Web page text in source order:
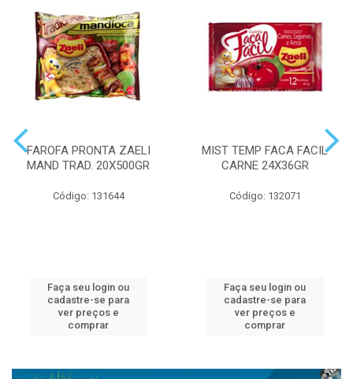
FAROFA PRONTA ZAELI
MAND TRAD. 20X500GR
Código: 131644
Faça seu login ou
cadastre-se para
ver preços e
comprar
MIST TEMP FACA FACIL
CARNE 24X36GR
Código: 132071
Faça seu login ou
cadastre-se para
ver preços e
comprar